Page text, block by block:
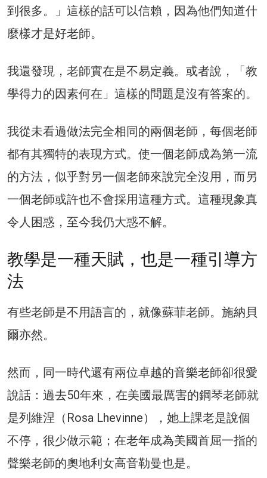
到很多。」這樣的話可以信賴，因為他們知道什
麼樣才是好老師。
我還發現，老師實在是不易定義。或者說，「教
學得力的因素何在」這樣的問題是沒有答案的。
我從未看過做法完全相同的兩個老師，每個老師
都有其獨特的表現方式。使一個老師成為第一流
的方法，似乎對另一個老師來說完全沒用，而另
一個老師或許也不會採用這種方式。這種現象真
令人困惑，至今我仍大惑不解。
教學是一種天賦，也是一種引導方
法
有些老師是不用語言的，就像蘇菲老師。施納貝
爾亦然。
然而，同一時代還有兩位卓越的音樂老師卻很愛
說話：過去50年來，在美國最厲害的鋼琴老師就
是列維涅（Rosa Lhevinne），她上課老是說個
不停，很少做示範；在老年成為美國首屈一指的
聲樂老師的奧地利女高音勒曼也是。